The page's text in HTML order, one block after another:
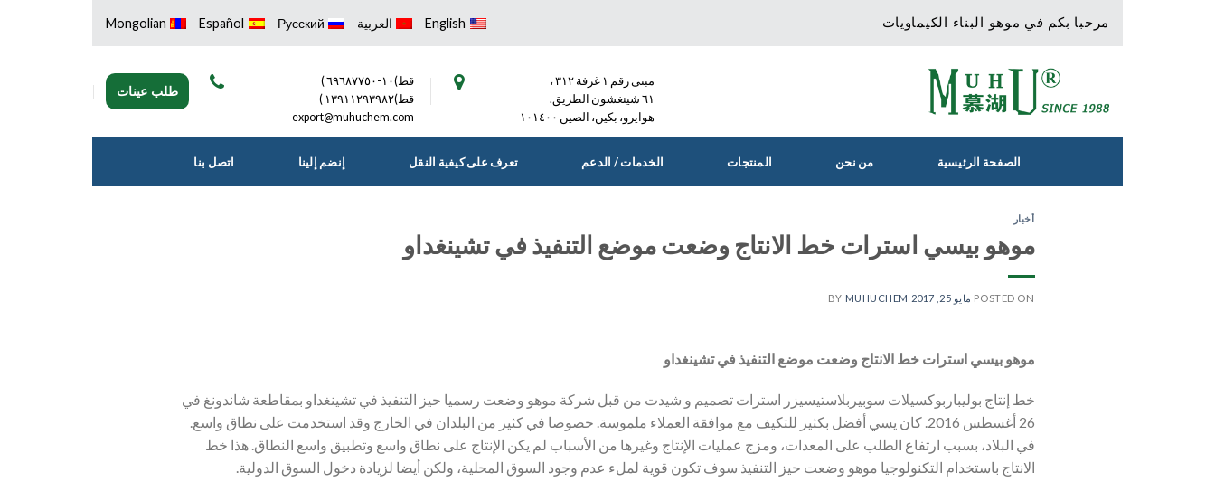
مرحبا بكم في موهو البناء الكيماويات English العربية Русский
Español
Mongolian
مبنى رقم ١ غرفة ٣١٢ ،
٦١ شينغشون الطريق.
هوايرو، بكين، الصين ١٠١٤٠٠
قط)١٠-٦٩٦٨٧٧٥٠ )
قط)١٣٩١١٢٩٣٩٨٢ )
export@muhuchem.com
طلب عينات
الصفحة الرئيسية من نحن المنتجات الخدمات / الدعم تعرف على كيفية النقل إنضم إلينا اتصل بنا
أخبار
موهو بيسي استرات خط الانتاج وضعت موضع التنفيذ في تشينغداو
POSTED ON مايو 25, 2017 MUHUCHEM
موهو بيسي استرات خط الانتاج وضعت موضع التنفيذ في تشينغداو
خط إنتاج بوليباربوكسيلات سوبيربلاستيسيزر استرات تصميم و شيدت من قبل شركة موهو وضعت رسميا حيز التنفيذ في تشينغداو بمقاطعة شاندونغ في
26 أغسطس 2016. كان يسي أفضل بكثير للتكيف مع موافقة العملاء ملموسة. خصوصا في كثير من البلدان في الخارج وقد استخدمت على نطاق واسع.
في البلاد، بسبب ارتفاع الطلب على المعدات، ومزج عمليات الإنتاج وغيرها من الأسباب لم يكن الإنتاج على نطاق واسع وتطبيق واسع النطاق. هذا خط
الانتاج باستخدام التكنولوجيا موهو وضعت حيز التنفيذ سوف تكون قوية لملء عدم وجود السوق المحلية، ولكن أيضا لزيادة دخول السوق الدولية.